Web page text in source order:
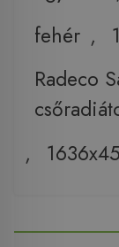
fehér ,
Radeco
,